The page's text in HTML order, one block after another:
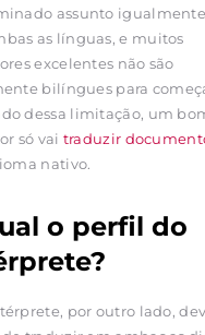
assunto
as línguas, e muitos
excelentes não são
bilíngues para
dessa limitação, um
só vai traduzir
nativo.
o perfil do
por outro lado,